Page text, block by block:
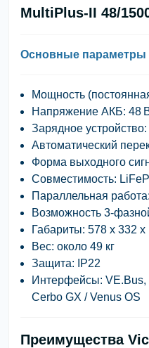
MultiPlus-II 48/
Основные параметры
Мощность
Напряжение АКБ: 48
Зарядное устройство:
Автоматический
Форма выходного
Совместимость:
Параллельная работа:
Возможность 3-
Габариты: 578 x 332
Вес: около 49 кг
Защита: IP22
Интерфейсы: VE.Bus,
Cerbo GX / Venus OS
Преимущества